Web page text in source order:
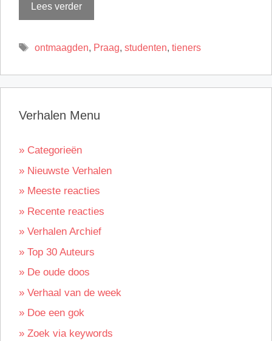
Lees verder
Tags
ontmaagden, Praag, studenten, tieners
Verhalen Menu
» Categorieën
» Nieuwste Verhalen
» Meeste reacties
» Recente reacties
» Verhalen Archief
» Top 30 Auteurs
» De oude doos
» Verhaal van de week
» Doe een gok
» Zoek via keywords